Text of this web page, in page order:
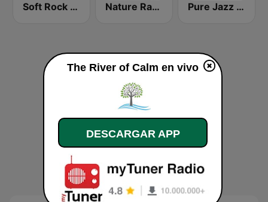
Soft Rock Radio Nature Radio Sleep Pure Jazz Radio
The River of Calm en vivo
DESCARGAR APP